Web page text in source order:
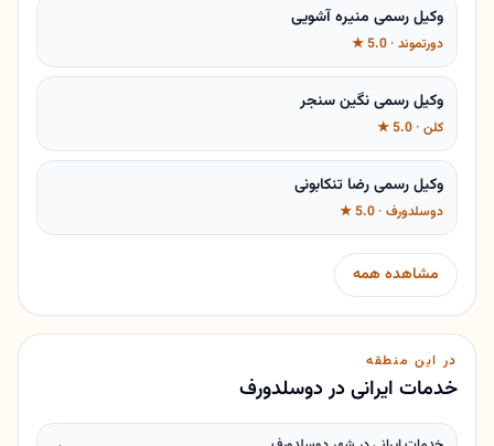
وکیل رسمی منیره آشویی
دورتموند · 5.0 ★
وکیل رسمی نگین سنجر
کلن · 5.0 ★
وکیل رسمی رضا تنکابونی
دوسلدورف · 5.0 ★
مشاهده همه
در این منطقه
خدمات ایرانی در دوسلدورف